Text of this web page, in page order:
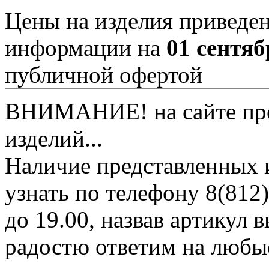
Цены на изделия
информации на 01
публичной офертой
ВНИМАНИЕ! на сайте
изделий...
Наличие
узнать по телефону
до 19.00, назвав
радостю ответим на